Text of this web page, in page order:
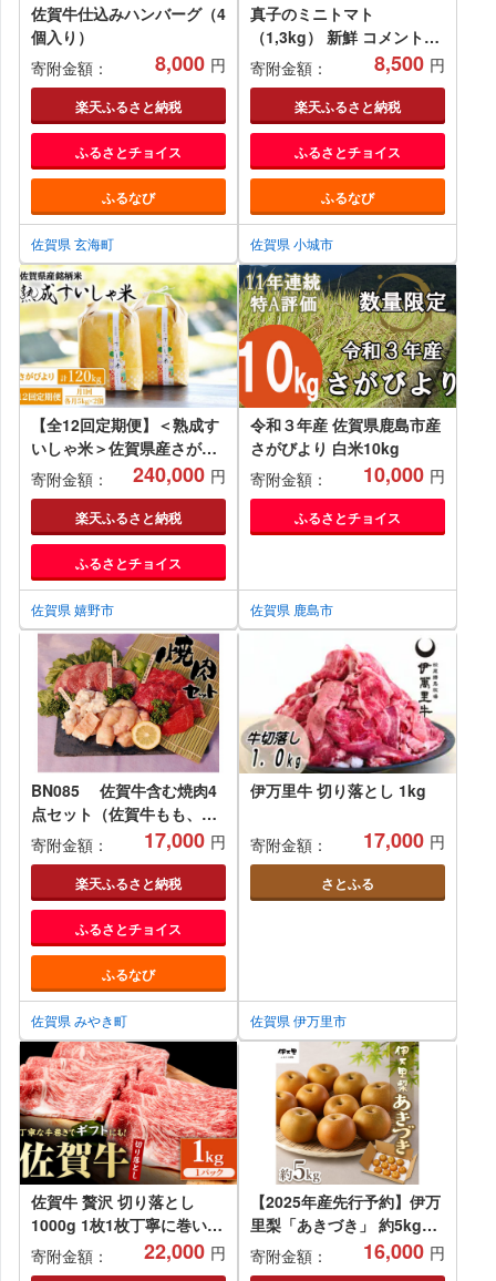
佐賀牛仕込みハンバーグ（4
個入り）
寄附金額：
8,000 円
楽天ふるさと納税
ふるさとチョイス
ふるなび
佐賀県 玄海町
真子のミニトマト
（1,3kg） 新鮮 コメント高
評価 農家直送便
寄附金額： 8,500 円
楽天ふるさと納税
ふるさとチョイス
ふるなび
佐賀県 小城市
【全12回定期便】＜熟成す
いしゃ米＞佐賀県産さがび
より10kg
寄附金額： 240,000 円
楽天ふるさと納税
ふるさとチョイス
佐賀県 嬉野市
令和３年産 佐賀県鹿島市産
さがびより 白米10kg
寄附金額：
10,000 円
ふるさとチョイス
佐賀県 鹿島市
BN085 佐賀牛含む焼肉4
点セット（佐賀牛もも、牛
タン、ホルモン2種類）
寄附金額： 17,000 円
楽天ふるさと納税
ふるさとチョイス
ふるなび
佐賀県 みやき町
伊万里牛 切り落とし 1kg
寄附金額： 17,000 円
さとふる
佐賀県 伊万里市
佐賀牛 贅沢 切り落とし
1000g 1枚1枚丁寧に巻いて
お届け！【いろは精肉店】
佐賀県産 佐賀牛 切落し 牛
寄附金額： 22,000 円
【2025年産先行予約】伊万
里梨「あきづき」 約5kg
178-B165
寄附金額： 16,000 円